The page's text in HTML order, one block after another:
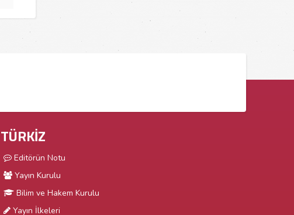
TÜRKİZ
Editörün Notu
Yayın Kurulu
Bilim ve Hakem Kurulu
Yayın İlkeleri